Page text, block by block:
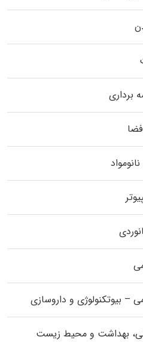
برداری
بیوتکنولوژی و داروسازی
بهداشت و محیط زیست